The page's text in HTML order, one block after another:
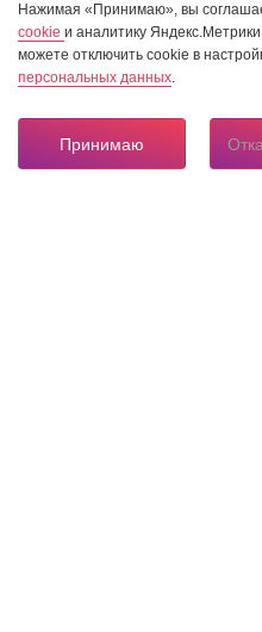
Нажимая «Принимаю», вы
cookie и аналитику
можете отключить cookie в
персональных данных.
Принимаю